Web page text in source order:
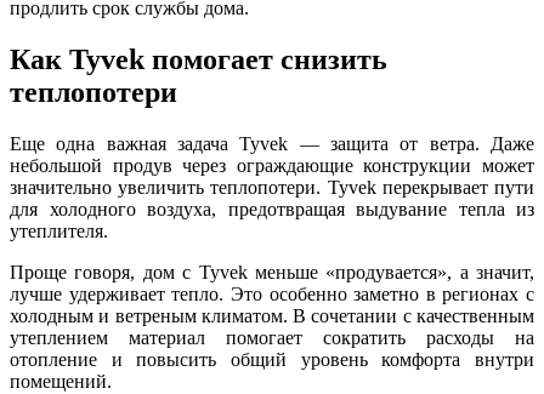
продлить срок службы дома.
Как Tyvek помогает снизить
теплопотери
Еще одна важная задача Tyvek — защита от ветра. Даже
небольшой продув через ограждающие конструкции может
значительно увеличить теплопотери. Tyvek перекрывает пути
для холодного воздуха, предотвращая выдувание тепла из
утеплителя.
Проще говоря, дом с Tyvek меньше «продувается», а значит,
лучше удерживает тепло. Это особенно заметно в регионах с
холодным и ветреным климатом. В сочетании с качественным
утеплением материал помогает сократить расходы на
отопление и повысить общий уровень комфорта внутри
помещений.